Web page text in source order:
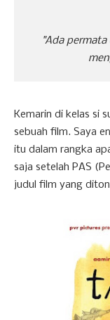
"Ada
Kemarin di kelas si
sebuah film. Saya
itu dalam rangka
saja setelah PAS
judul film yang